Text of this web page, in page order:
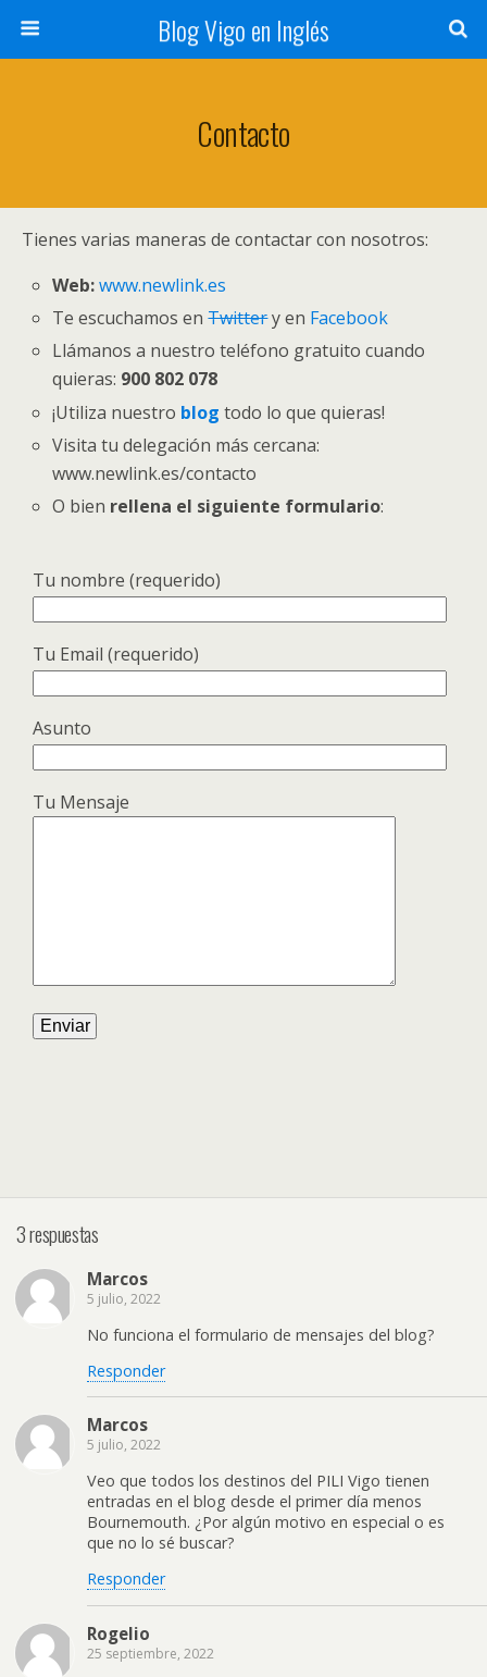
Blog Vigo en Inglés
Contacto
Tienes varias maneras de contactar con nosotros:
Web:www.newlink.es
Te escuchamos enTwittery en Facebook
Llámanos a nuestro teléfono gratuito cuando
quieras: 900 802 078
¡Utiliza nuestro blog todo lo que quieras!
Visita tu delegación más cercana:
www.newlink.es/contacto
O bien rellena el siguiente formulario:
Tu nombre (requerido)
Tu Email (requerido)
Asunto
Tu Mensaje
3 respuestas
Marcos
5 julio, 2022
No funciona el formulario de mensajes del blog?
Responder
Marcos
5 julio, 2022
Veo que todos los destinos del PILI Vigo tienen
entradas en el blog desde el primer día menos
Bournemouth. ¿Por algún motivo en especial o es
que no lo sé buscar?
Responder
Rogelio
25 septiembre, 2022